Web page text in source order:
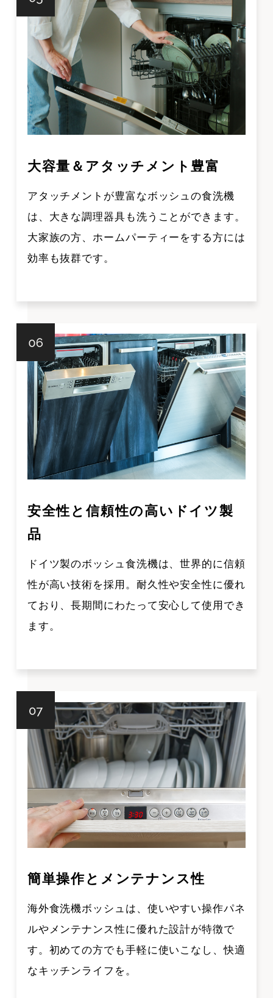
大容量＆アタッチメント豊富
アタッチメントが豊富なボッシュの食洗機
は、大きな調理器具も洗うことができます。
大家族の方、ホームパーティーをする方には
効率も抜群です。
安全性と信頼性の高いドイツ製
品
ドイツ製のボッシュ食洗機は、世界的に信頼
性が高い技術を採用。耐久性や安全性に優れ
ており、長期間にわたって安心して使用でき
ます。
簡単操作とメンテナンス性
海外食洗機ボッシュは、使いやすい操作パネ
ルやメンテナンス性に優れた設計が特徴で
す。初めての方でも手軽に使いこなし、快適
なキッチンライフを。